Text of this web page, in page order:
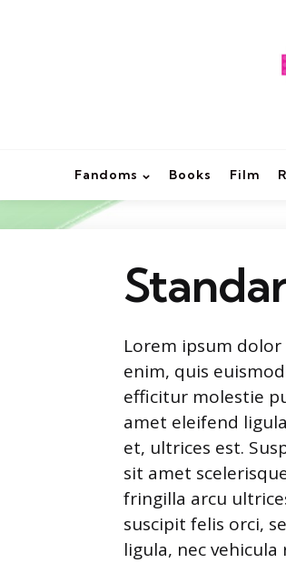
Fandoms Books Film
Lorem ipsum
enim, quis
efficitur molestie
amet eleifend
et, ultrices est.
sit amet
fringilla arcu
suscipit felis orci,
ligula, nec